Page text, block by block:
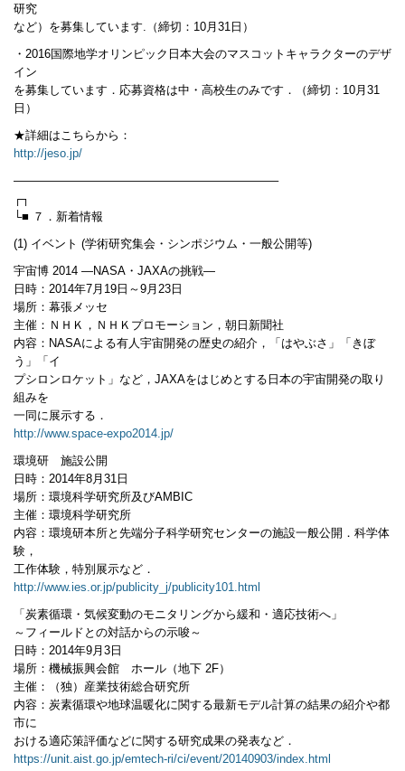
研究
など）を募集しています.（締切：10月31日）
・2016国際地学オリンピック日本大会のマスコットキャラクターのデザ
イン
を募集しています．応募資格は中・高校生のみです．（締切：10月31
日）
★詳細はこちらから：
http://jeso.jp/
——————————————————————–
┌┐
└■ ７．新着情報
(1) イベント (学術研究集会・シンポジウム・一般公開等)
宇宙博 2014 ―NASA・JAXAの挑戦―
日時：2014年7月19日～9月23日
場所：幕張メッセ
主催：ＮＨＫ，ＮＨＫプロモーション，朝日新聞社
内容：NASAによる有人宇宙開発の歴史の紹介，「はやぶさ」「きぼ
う」「イ
プシロンロケット」など，JAXAをはじめとする日本の宇宙開発の取り
組みを
一同に展示する．
http://www.space-expo2014.jp/
環境研 施設公開
日時：2014年8月31日
場所：環境科学研究所及びAMBIC
主催：環境科学研究所
内容：環境研本所と先端分子科学研究センターの施設一般公開．科学体
験，
工作体験，特別展示など．
http://www.ies.or.jp/publicity_j/publicity101.html
「炭素循環・気候変動のモニタリングから緩和・適応技術へ」
～フィールドとの対話からの示唆～
日時：2014年9月3日
場所：機械振興会館 ホール（地下 2F）
主催：（独）産業技術総合研究所
内容：炭素循環や地球温暖化に関する最新モデル計算の結果の紹介や都
市に
おける適応策評価などに関する研究成果の発表など．
https://unit.aist.go.jp/emtech-ri/ci/event/20140903/index.html